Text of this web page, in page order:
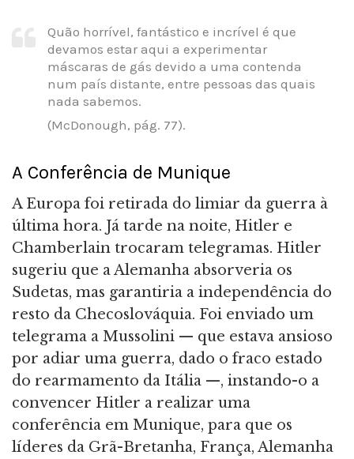
Quão horrível, fantástico e incrível é que
devamos estar aqui a experimentar
máscaras de gás devido a uma contenda
num país distante, entre pessoas das quais
nada sabemos.
(McDonough, pág. 77).
A Conferência de Munique
A Europa foi retirada do limiar da guerra à
última hora. Já tarde na noite, Hitler e
Chamberlain trocaram telegramas. Hitler
sugeriu que a Alemanha absorveria os
Sudetas, mas garantiria a independência do
resto da Checoslováquia. Foi enviado um
telegrama a Mussolini — que estava ansioso
por adiar uma guerra, dado o fraco estado
do rearmamento da Itália —, instando-o a
convencer Hitler a realizar uma
conferência em Munique, para que os
líderes da Grã-Bretanha, França, Alemanha